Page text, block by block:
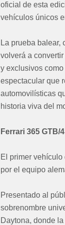
oficial de esta
vehículos únicos
La prueba
volverá a
y exclusivos
espectacular que
automovilísticas
historia viva del
Ferrari 365
El primer
por el equipo
Presentado al
sobrenombre
Daytona, donde